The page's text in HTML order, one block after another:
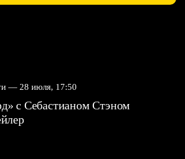
— 28 июля, 17:50
с Себастианом Стэном